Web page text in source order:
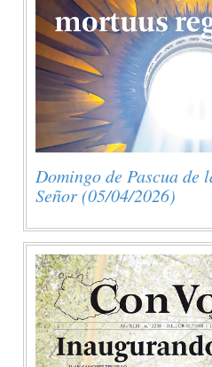
Domingo de Pascua de
Señor (05/04/2026)